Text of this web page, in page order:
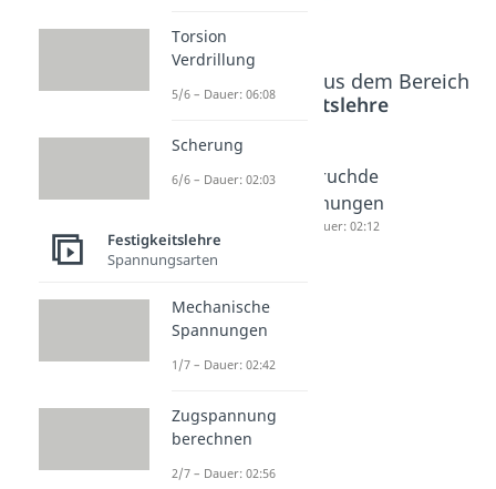
Beliebte Inhalte aus dem Bereich
Festigkeitslehre
Intro
tslehre
Dehnun
Dauer: 00:44
Dehnun
Bruchde
hnungen
Dauer: 02:12
Torsion
Verdrillung
5/6 – Dauer: 06:08
Scherung
6/6 – Dauer: 02:03
Festigkeitslehre
Spannungsarten
Mechanische
Spannungen
1/7 – Dauer: 02:42
Zugspannung
berechnen
2/7 – Dauer: 02:56